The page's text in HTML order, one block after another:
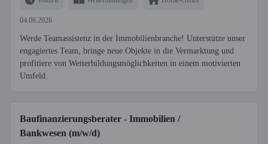
04.08.2026
Werde Teamassistenz in der Immobilienbranche! Unterstütze unser
engagiertes Team, bringe neue Objekte in die Vermarktung und
profitiere von Weiterbildungsmöglichkeiten in einem motivierten
Umfeld.
Baufinanzierungsberater - Immobilien /
Bankwesen (m/w/d)